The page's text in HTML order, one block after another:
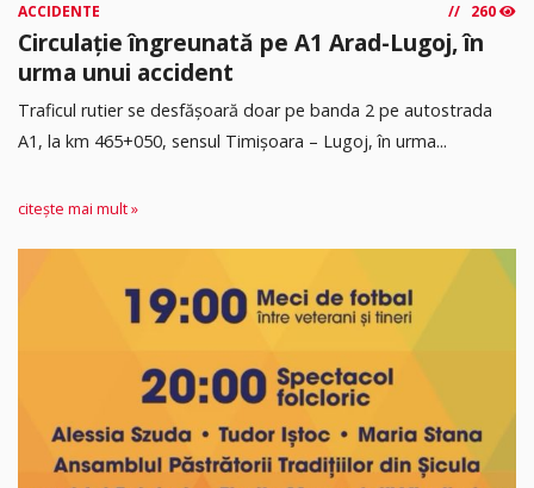
ACCIDENTE 260
Circulație îngreunată pe A1 Arad-Lugoj, în
urma unui accident
Traficul rutier se desfășoară doar pe banda 2 pe autostrada
A1, la km 465+050, sensul Timişoara – Lugoj, în urma...
citește mai mult »